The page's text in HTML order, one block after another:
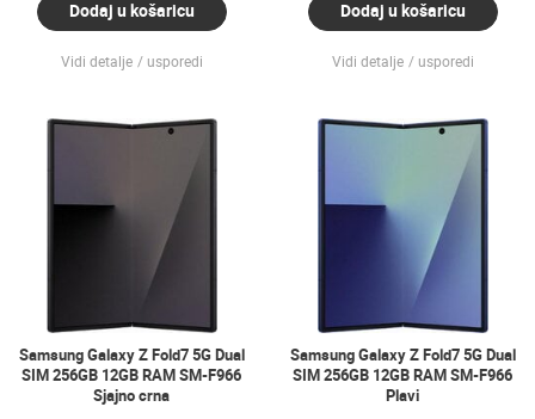
Dodaj u košaricu
Vidi detalje usporedi
Dodaj u košaricu
Vidi detalje usporedi
Samsung Galaxy Z Fold7 5G Dual
SIM 256GB 12GB RAM SM-F966
Sjajno crna
Samsung Galaxy Z Fold7 5G Dual
SIM 256GB 12GB RAM SM-F966
Plavi